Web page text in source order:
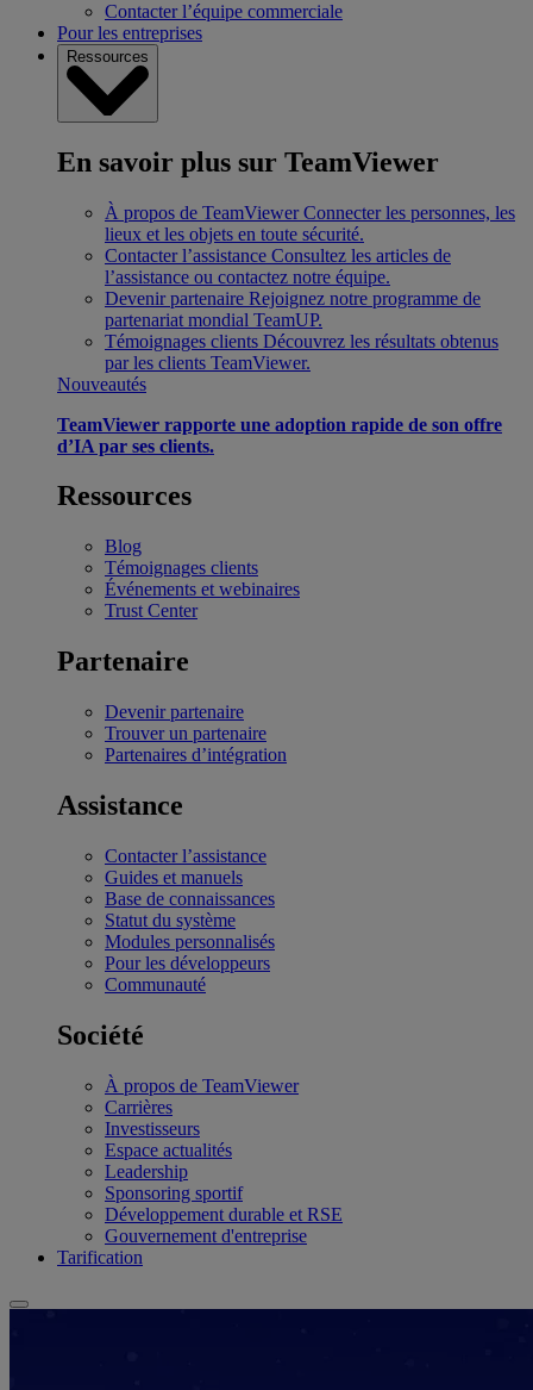
Contacter l’équipe commerciale
Pour les entreprises
Ressources
En savoir plus sur TeamViewer
À propos de TeamViewer Connecter les personnes, les
lieux et les objets en toute sécurité.
Contacter l’assistance Consultez les articles de
l’assistance ou contactez notre équipe.
Devenir partenaire Rejoignez notre programme de
partenariat mondial TeamUP.
Témoignages clients Découvrez les résultats obtenus
par les clients TeamViewer.
Nouveautés
TeamViewer rapporte une adoption rapide de son offre
d’IA par ses clients.
Ressources
Blog
Témoignages clients
Événements et webinaires
Trust Center
Partenaire
Devenir partenaire
Trouver un partenaire
Partenaires d’intégration
Assistance
Contacter l’assistance
Guides et manuels
Base de connaissances
Statut du système
Modules personnalisés
Pour les développeurs
Communauté
Société
À propos de TeamViewer
Carrières
Investisseurs
Espace actualités
Leadership
Sponsoring sportif
Développement durable et RSE
Gouvernement d'entreprise
Tarification